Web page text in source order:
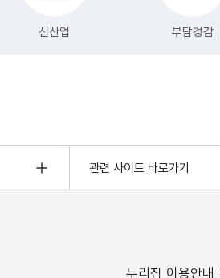
관련 사이트 바로가기
누리집 이용안내